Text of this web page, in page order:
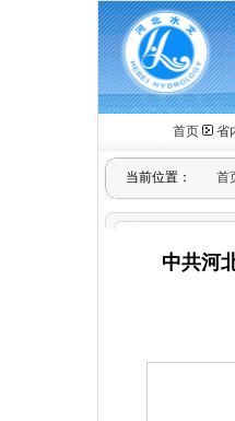
首页 省
当前位置： 首
中共河